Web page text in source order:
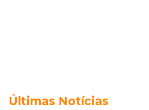
Últimas Notícias